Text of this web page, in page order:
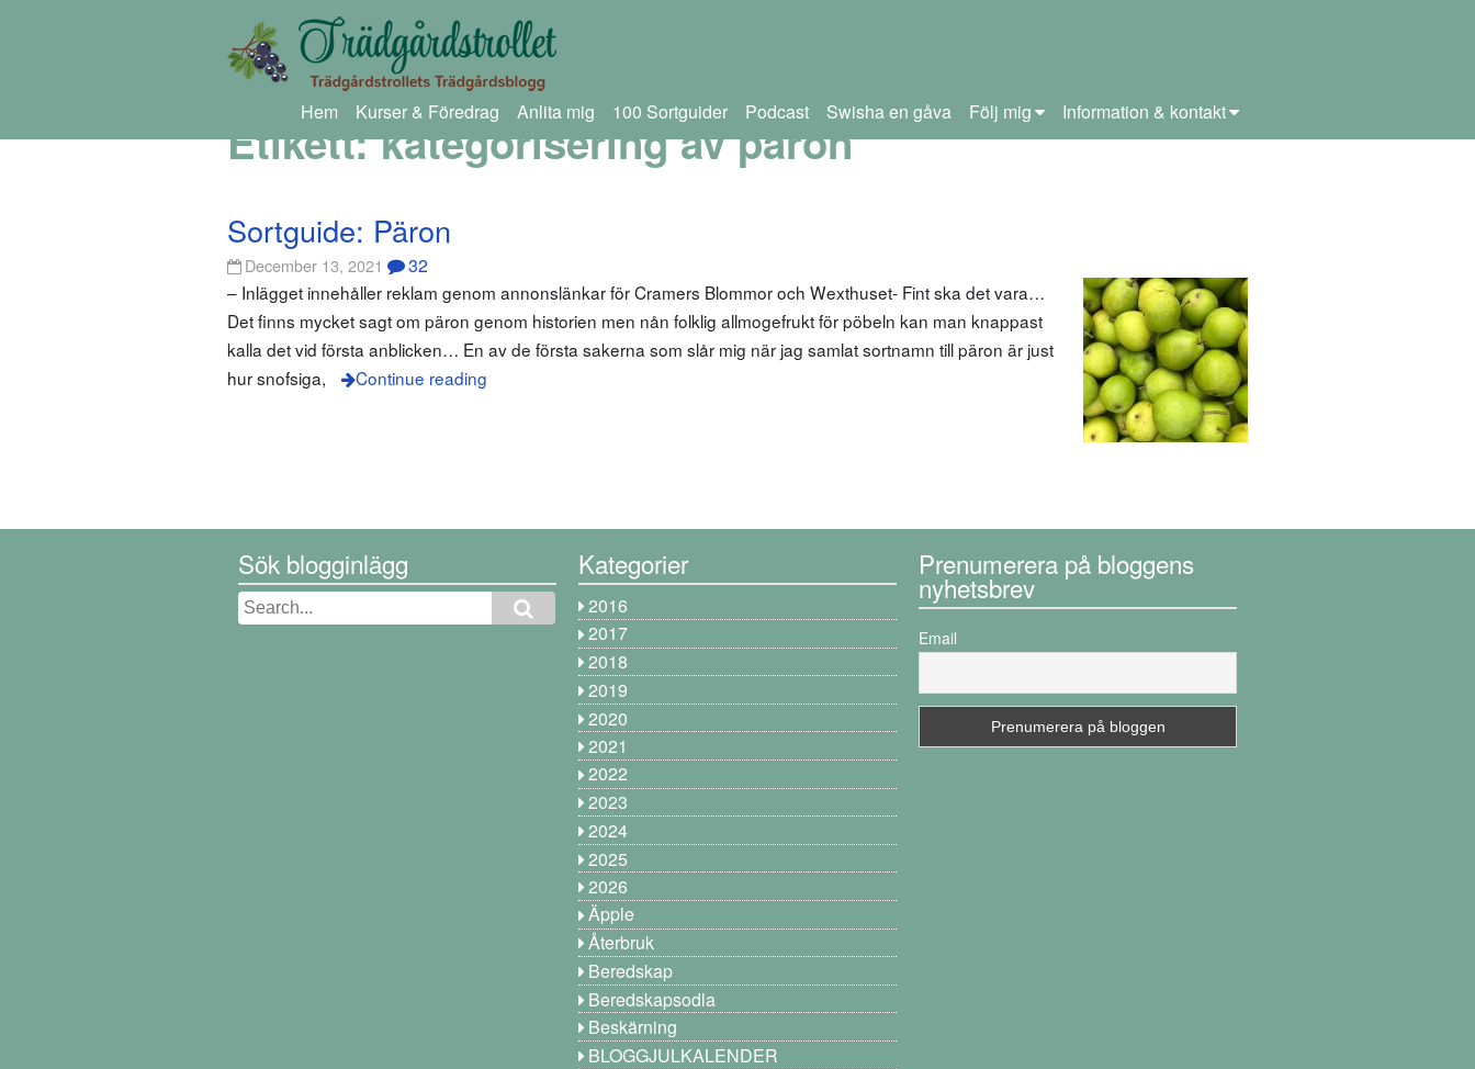
Hem Kurser & Föredrag Anlita mig 100 Sortguider Podcast Swisha en gåva Följ mig Information & kontakt
Etikett:kategorisering av päron
Sortguide: Päron
December 13, 2021 32
– Inlägget innehåller reklam genom annonslänkar för Cramers Blommor och Wexthuset- Fint ska det vara…
Det finns mycket sagt om päron genom historien men nån folklig allmogefrukt för pöbeln kan man knappast
kalla det vid första anblicken… En av de första sakerna som slår mig när jag samlat sortnamn till päron är just
hur snofsiga,
Continue reading
Sök blogginlägg Kategorier
2016
2017
2018
2019
2020
2021
2022
2023
2024
2025
2026
Äpple
Återbruk
Beredskap
Beredskapsodla
Beskärning
BLOGGJULKALENDER
Prenumerera på bloggens
nyhetsbrev
Email